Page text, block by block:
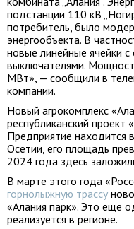
подстанции 110 кВ
потребитель, было
энергообъекта. В
новые линейные ячейки
выключателями.
МВт», — сообщили в
компании.
Новый агрокомплекс
республиканский проект
Предприятие находится
Осетии, его площадь
2024 года здесь
В марте этого года
горнолыжную трассу
«Алания парк». Это еще
реализуется в регионе.